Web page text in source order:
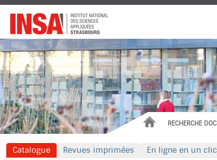
National
Sciences
Appliquées
ACCUEIL RECHERCHE
Catalogue Revues imprimées En ligne en un clic